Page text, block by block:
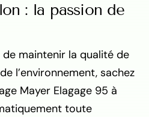
: la passion de
maintenir la qualité de
l’environnement, sachez
Mayer Elagage 95 à
toute